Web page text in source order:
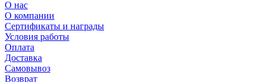
О нас
О компании
Сертификаты и награды
Условия работы
Оплата
Доставка
Самовывоз
Возврат